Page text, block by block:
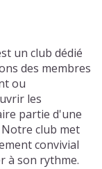
un club dédié
des membres
ou
les
partie d'une
club met
convivial
à son rythme.